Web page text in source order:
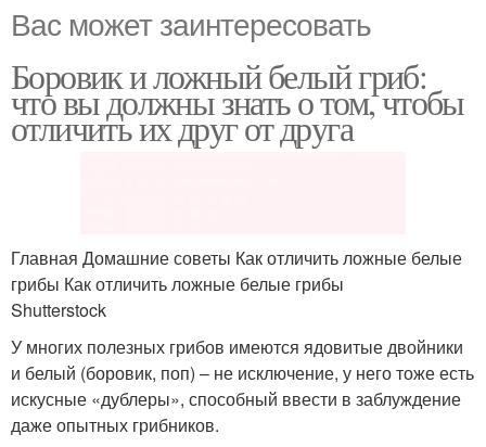
Вас может заинтересовать
Боровик и ложный белый гриб:
что вы должны знать о том, чтобы
отличить их друг от друга
Главная Домашние советы Как отличить ложные белые
грибы Как отличить ложные белые грибы
Shutterstock
У многих полезных грибов имеются ядовитые двойники
и белый (боровик, поп) – не исключение, у него тоже есть
искусные «дублеры», способный ввести в заблуждение
даже опытных грибников.